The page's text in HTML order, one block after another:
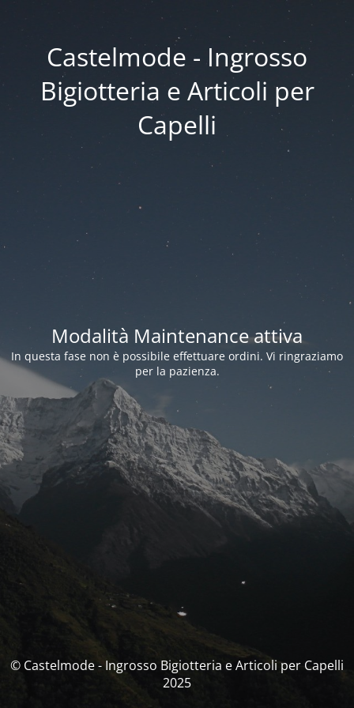
Castelmode - Ingrosso
Bigiotteria e Articoli per
Capelli
Modalità Maintenance attiva
In questa fase non è possibile effettuare ordini. Vi ringraziamo
per la pazienza.
© Castelmode - Ingrosso Bigiotteria e Articoli per Capelli
2025